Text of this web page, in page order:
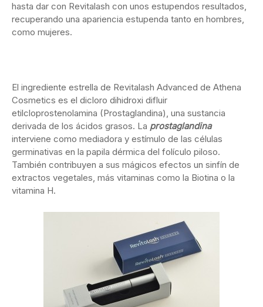
hasta dar con Revitalash con unos estupendos resultados,
recuperando una apariencia estupenda tanto en hombres,
como mujeres.
El ingrediente estrella de Revitalash Advanced de Athena
Cosmetics es el dicloro dihidroxi difluir
etilcloprostenolamina (Prostaglandina), una sustancia
derivada de los ácidos grasos. La prostaglandina
interviene como mediadora y estímulo de las células
germinativas en la papila dérmica del folículo piloso.
También contribuyen a sus mágicos efectos un sinfín de
extractos vegetales, más vitaminas como la Biotina o la
vitamina H.